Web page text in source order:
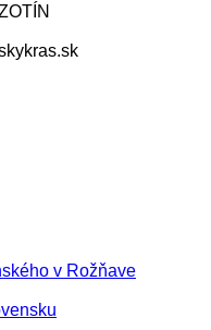
v Rožňave